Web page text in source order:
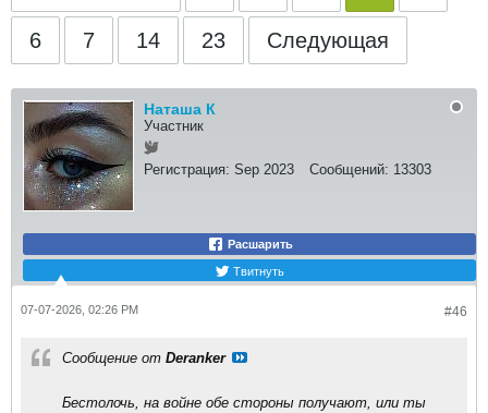
6 7 14 23 Следующая
Наташа К
Участник
Регистрация: Sep 2023 Сообщений: 13303
Расшарить
Твитнуть
#46
07-07-2026, 02:26 PM
Сообщение от Deranker
Бестолочь, на войне обе стороны получают, или ты